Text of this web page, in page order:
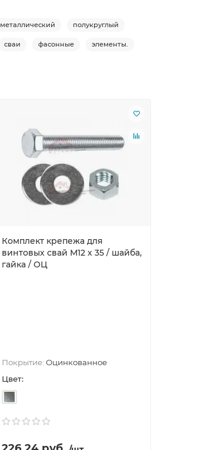
металлический полукруглый
сваи фасонные элементы.
Комплект крепежа для
винтовых свай М12 х 35 / шайба,
гайка / ОЦ
Покрытие: Оцинкованное
Цвет: